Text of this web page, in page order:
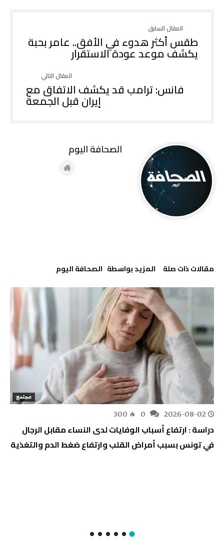
طقس أكثر هدوء في الأفق.. عامر بحبة
يكشف موعد عودة الاستقرار
فانس: ترامب قد يكشف الاتفاق مع
إيران قبل الجمعة
‫مقالات ذات صلة‬ ‫‫المزيد بواسطة‬ ‬ ‭ ‬الصحافة‭ ‬اليوم
مجتمع
2026-08-02
300
دراسة : ارتفاع أسباب الوفايات لدى النساء مقابل الرجال
في تونس بسبب أمراض القلب وارتفاع ضغط الدم والتغذية